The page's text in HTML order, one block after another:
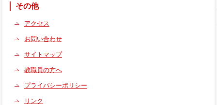
その他
アクセス
お問い合わせ
サイトマップ
教職員の方へ
プライバシーポリシー
リンク